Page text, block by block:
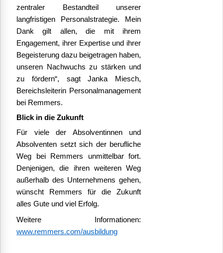
zentraler Bestandteil unserer
langfristigen Personalstrategie. Mein
Dank gilt allen, die mit ihrem
Engagement, ihrer Expertise und ihrer
Begeisterung dazu beigetragen haben,
unseren Nachwuchs zu stärken und
zu fördern“, sagt Janka Miesch,
Bereichsleiterin Personalmanagement
bei Remmers.
Blick in die Zukunft
Für viele der Absolventinnen und
Absolventen setzt sich der berufliche
Weg bei Remmers unmittelbar fort.
Denjenigen, die ihren weiteren Weg
außerhalb des Unternehmens gehen,
wünscht Remmers für die Zukunft
alles Gute und viel Erfolg.
Weitere Informationen:
www.remmers.com/ausbildung